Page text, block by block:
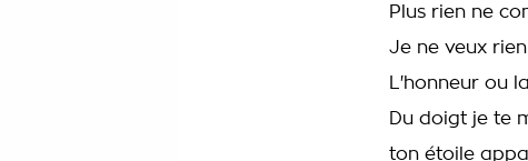
Plus rien ne
Je ne veux
L'honneur ou
Du doigt je te
ton étoile